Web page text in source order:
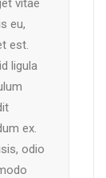
vitae
eu,
est.
ligula
ex.
odio